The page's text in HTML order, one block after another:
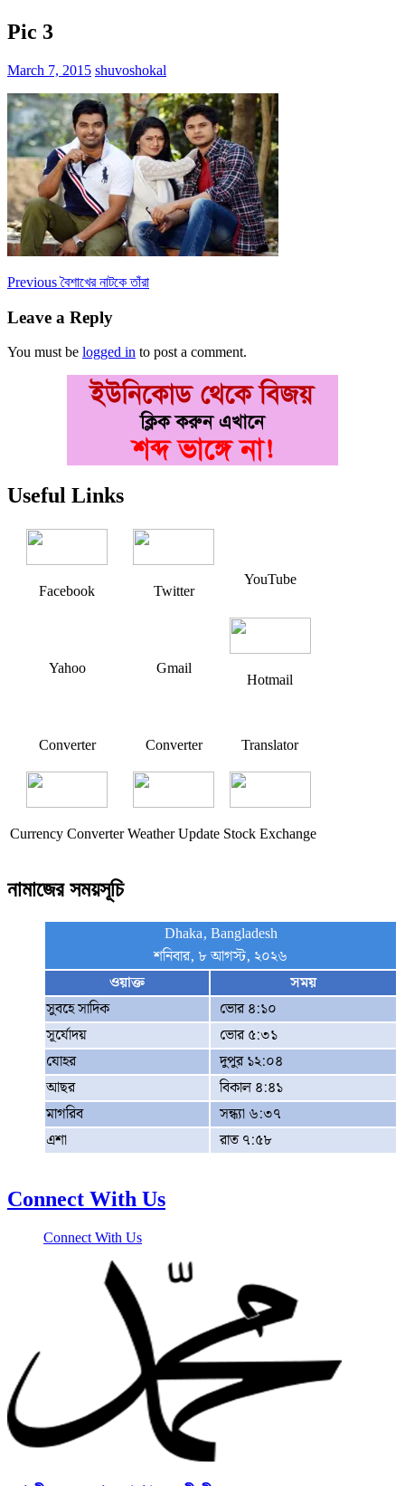
Pic 3
March 7, 2015 shuvoshokal
Post
navigation
PreviousPrevious
বৈশাখের নাটকে তাঁরা
Leave a Reply
You must be logged in to post a comment.
Useful Links
Facebook Twitter
YouTube
Yahoo Gmail
Hotmail
Converter Converter Translator
Currency Converter Weather Update Stock Exchange
নামাজের সময়সূচি
Dhaka, Bangladesh
শনিবার, ৮ আগস্ট, ২০২৬
ওয়াক্ত
সময়
সুবহে সাদিক
ভোর ৪:১০
সূর্যোদয়
ভোর ৫:৩১
যোহর
দুপুর ১২:০৪
আছর
বিকাল ৪:৪১
মাগরিব
সন্ধ্যা ৬:৩৭
এশা
রাত ৭:৫৮
Connect With Us
Connect With Us